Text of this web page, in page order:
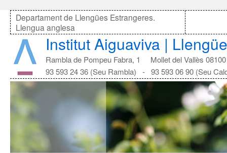
Departament de Llengües Estrangeres.
Llengua anglesa
Institut Aiguaviva |
Rambla de Pompeu Fabra, 1 Mollet del Vallès 08100
93 593 24 36 (Seu Rambla) - 93 593 06 90 (Seu